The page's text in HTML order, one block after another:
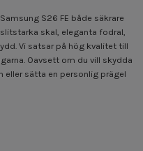
S26 FE både säkrare
skal, eleganta fodral,
Vi satsar på hög kvalitet till
Oavsett om du vill skydda
eller sätta en personlig prägel